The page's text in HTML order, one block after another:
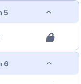
5 Rút gọn
6 Rút gọn